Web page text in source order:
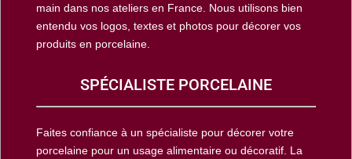
main dans nos ateliers en France. Nous utilisons bien
entendu vos logos, textes et photos pour décorer vos
produits en porcelaine.
SPÉCIALISTE PORCELAINE
Faites confiance à un spécialiste pour décorer votre
porcelaine pour un usage alimentaire ou décoratif. La